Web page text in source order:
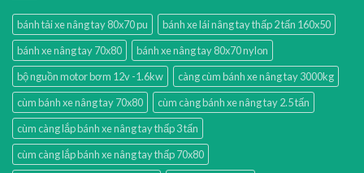
bánh tải xe nâng tay 80x70 pu
bánh xe lái nâng tay thấp 2 tấn 160x50
bánh xe nâng tay 70x80
bánh xe nâng tay 80x70 nylon
bộ nguồn motor bơm 12v -1.6kw
càng cùm bánh xe nâng tay 3000kg
cùm bánh xe nâng tay 70x80
cùm càng bánh xe nâng tay 2.5 tấn
cùm càng lắp bánh xe nâng tay thấp 3 tấn
cùm càng lắp bánh xe nâng tay thấp 70x80